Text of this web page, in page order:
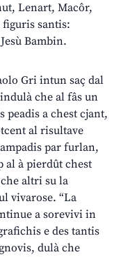
Lenart, Macôr,
santis:
Bambin.
Gri intun saç dal
indulà che al fâs un
peadis a chest cjant,
al risultave
par furlan,
al à pierdût chest
altri su la
vivarose. “La
a sorevivi in
e des tantis
dulà che